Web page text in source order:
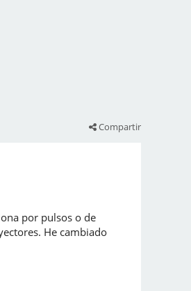
Compartir
por pulsos o de
He cambiado